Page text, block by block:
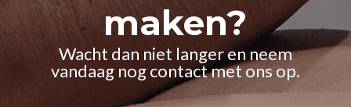
maken?
Wacht dan niet langer en neem
vandaag nog contact met ons op.